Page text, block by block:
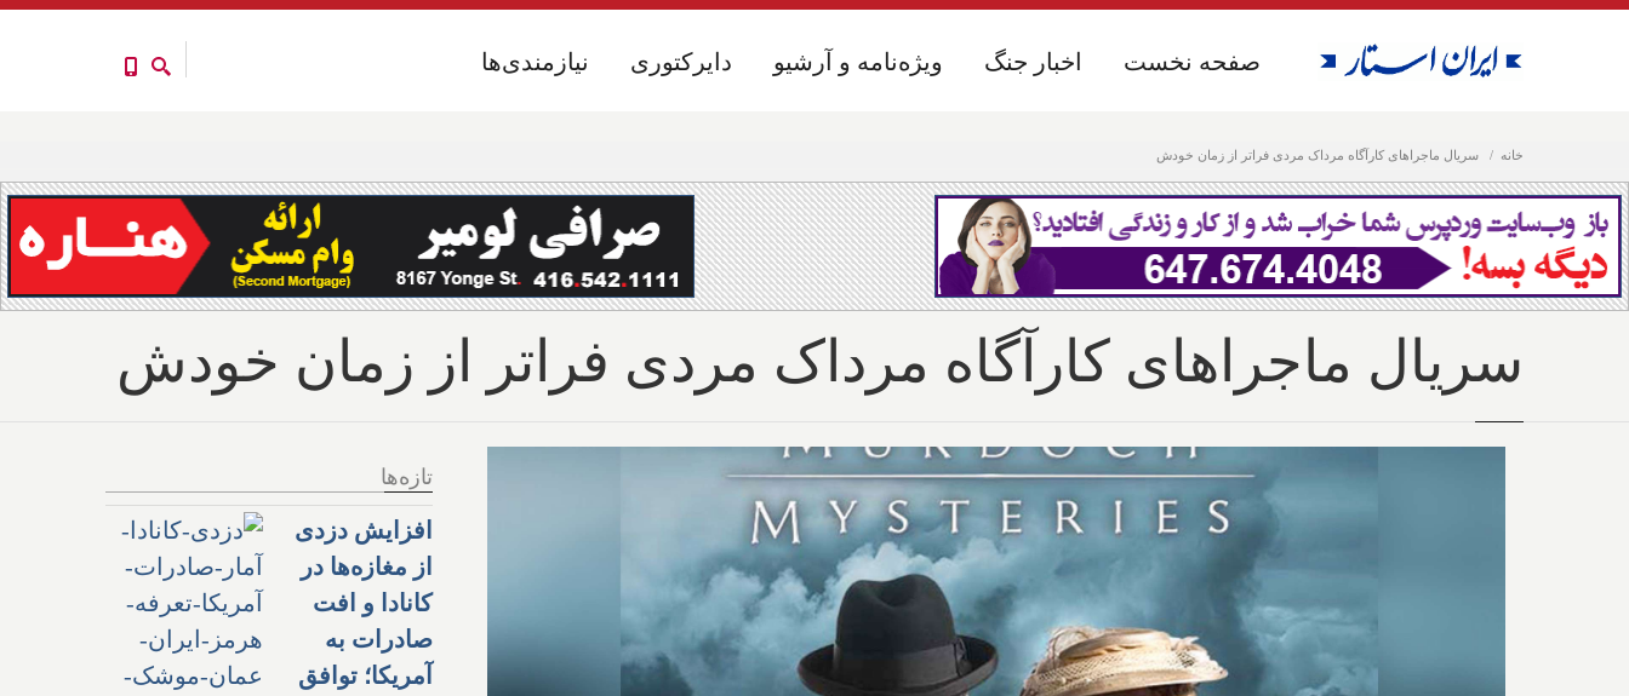
خانه سریال ماجراهای کارآگاه مرداک مردی فراتر از زمان خودش
نیازمندی‌ها دایرکتوری ویژه‌نامه و آرشیو اخبار جنگ صفحه نخست نیازمندی‌ها دایرکتوری ویژه‌نامه و آرشیو اخبار جنگ صفحه نخست
سریال ماجراهای کارآگاه مرداک مردی فراتر از زمان خودش
تازه‌ها
افزایش دزدی
از مغازه‌ها در
کانادا و افت
صادرات به
آمریکا؛ توافق